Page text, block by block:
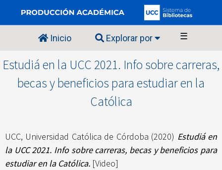
Inicio Explorar por ☰
Estudiá en la UCC 2021. Info sobre carreras,
becas y beneficios para estudiar en la
Católica
UCC, Universidad Católica de Córdoba (2020) Estudiá en
la UCC 2021. Info sobre carreras, becas y beneficios para
estudiar en la Católica. [Video]